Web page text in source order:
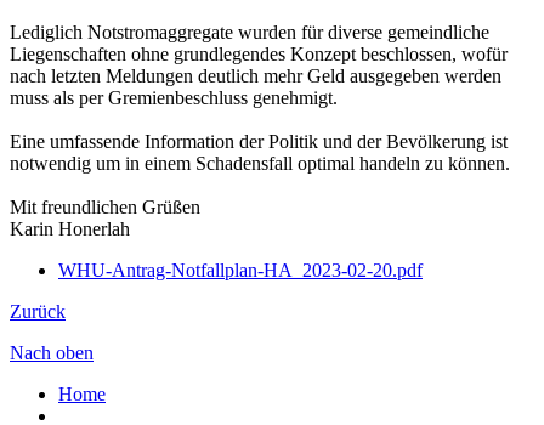
Lediglich Notstromaggregate wurden für diverse gemeindliche
Liegenschaften ohne grundlegendes Konzept beschlossen, wofür
nach letzten Meldungen deutlich mehr Geld ausgegeben werden
muss als per Gremienbeschluss genehmigt.
Eine umfassende Information der Politik und der Bevölkerung ist
notwendig um in einem Schadensfall optimal handeln zu können.
Mit freundlichen Grüßen
Karin Honerlah
WHU-Antrag-Notfallplan-HA_2023-02-20.pdf
Zurück
Nach oben
Home